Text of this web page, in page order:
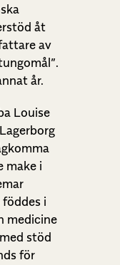
åt
av
år.
Louise
make i
i
medicine
stöd
för